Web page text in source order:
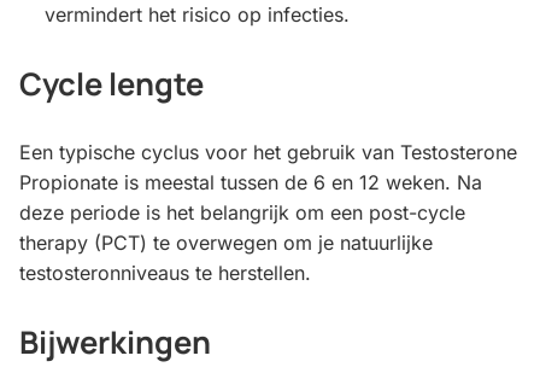
vermindert het risico op infecties.
Cycle lengte
Een typische cyclus voor het gebruik van Testosterone
Propionate is meestal tussen de 6 en 12 weken. Na
deze periode is het belangrijk om een post-cycle
therapy (PCT) te overwegen om je natuurlijke
testosteronniveaus te herstellen.
Bijwerkingen